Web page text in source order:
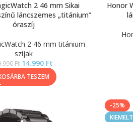
2 46 mm Sikai
láncszemes „titánium”
óraszíj
2 46 mm titánium
szíjak
Ft 14.990 Ft
TESZEM
Honor
-25%
KIEMELT